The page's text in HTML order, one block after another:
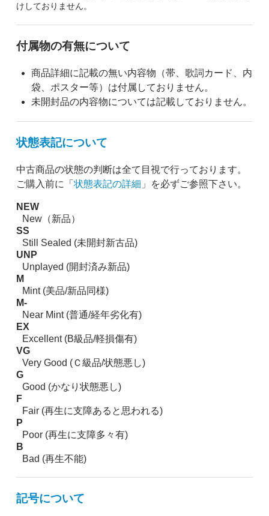
けしておりません。
付属物の有無について
商品詳細に記載の無い内容物（帯、歌詞カード、内
袋、ポスター等）は付属しておりません。
未開封品の内容物については記載しておりません。
状態表記について
中古商品の状態の判断は全て目視で行っております。
ご購入前に「 状態表記の詳細 」を必ずご参照下さい。
NEW
New（新品）
SS
Still Sealed (未開封新古品)
UNP
Unplayed (開封済み新品)
M
Mint (美品/新品同様)
M-
Near Mint (普通/経年劣化有)
EX
Excellent (B級品/軽損傷有)
VG
Very Good (Ｃ級品/状態悪し)
G
Good (かなり状態悪し)
F
Fair (再生に支障あると思われる)
P
Poor (再生に支障多々有)
B
Bad (再生不能)
記号について